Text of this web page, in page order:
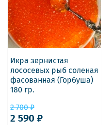
Икра зернистая
лососевых рыб соленая
фасованная (Горбуша)
180 гр.
2 700 ₽
2 590 ₽